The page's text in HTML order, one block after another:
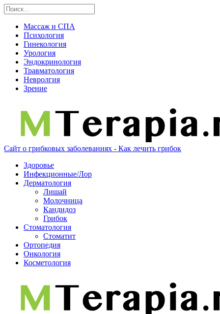
Массаж и СПА
Психология
Гинекология
Урология
Эндокринология
Травматология
Невролгия
Зрение
Сайт о грибковых заболеваниях - Как лечить грибок
Здоровье
Инфекционные/Лор
Дерматология
Лишай
Молочница
Кандидоз
Грибок
Стоматология
Стоматит
Ортопедия
Онкология
Косметология